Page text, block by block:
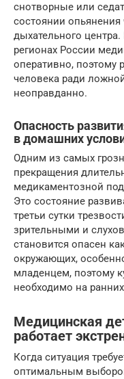
снотворные или
состоянии опьянения
дыхательного
регионах России
оперативно, поэтому
человека ради
неоправданно.
Опасность
в домашних
Одним из самых
прекращения
медикаментозной
Это состояние
третьи сутки
зрительными и
становится опасен
окружающих,
младенцем, поэтому
необходимо на
Медицинская
работает
Когда ситуация
оптимальным